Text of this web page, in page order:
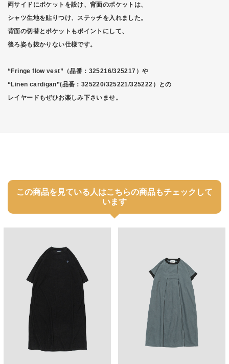
両サイドにポケットを設け、背面のポケットは、
シャツ生地を貼りつけ、ステッチを入れました。
背面の切替とポケットもポイントにして、
後ろ姿も抜かりない仕様です。
“Fringe flow vest”（品番：325216/325217）や
“Linen cardigan”(品番：325220/325221/325222）との
レイヤードもぜひお楽しみ下さいませ。
この商品を見ている人はこちらの商品もチェックして
います